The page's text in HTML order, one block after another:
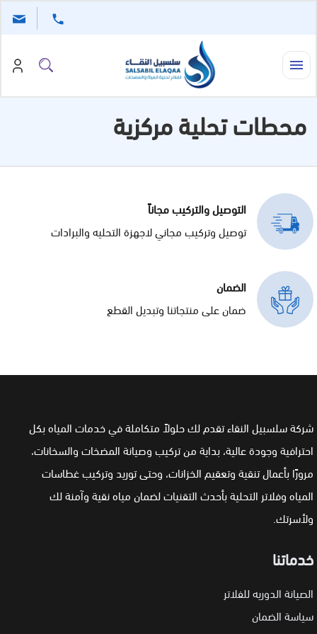
محطات تحلية مركزية
التوصيل والتركيب مجاناً
توصيل وتركيب مجاني لاجهزة التحليه والبرادات
الضمان
ضمان على منتجاتنا وتبديل القطع
شركة سلسبيل النقاء تقدم لك حلولاً متكاملة في خدمات المياه بكل
احترافية وجودة عالية، بداية من تركيب وصيانة المضخات والسخانات،
مرورًا بأعمال تنقية وتعقيم الخزانات، وحتى توريد وتركيب غطاسات
المياه وفلاتر التحلية بأحدث التقنيات لضمان مياه نقية وآمنة لك
ولأسرتك.
خدماتنا
الصيانة الدوريه للفلاتر
سياسة الضمان